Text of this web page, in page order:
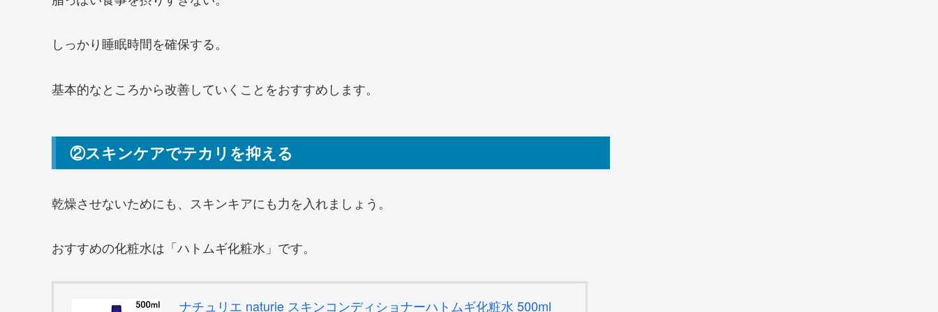
しっかり睡眠時間を確保する。
基本的なところから改善していくことをおすすめします。
②スキンケアでテカリを抑える
乾燥させないためにも、スキンキアにも力を入れましょう。
おすすめの化粧水は「ハトムギ化粧水」です。
ナチュリエ naturie スキンコンディショナーハトムギ化粧水 500ml